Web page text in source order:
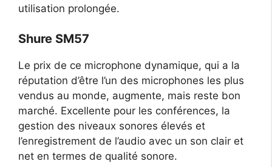
utilisation prolongée.
Shure SM57
Le prix de ce microphone dynamique, qui a la
réputation d’être l’un des microphones les plus
vendus au monde, augmente, mais reste bon
marché. Excellente pour les conférences, la
gestion des niveaux sonores élevés et
l’enregistrement de l’audio avec un son clair et
net en termes de qualité sonore.